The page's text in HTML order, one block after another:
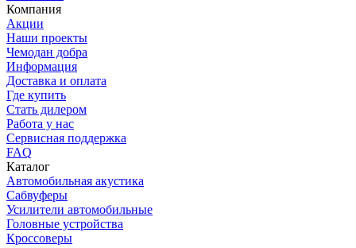
Компания
Акции
Наши проекты
Чемодан добра
Информация
Доставка и оплата
Где купить
Стать дилером
Работа у нас
Сервисная поддержка
FAQ
Каталог
Автомобильная акустика
Сабвуферы
Усилители автомобильные
Головные устройства
Кроссоверы